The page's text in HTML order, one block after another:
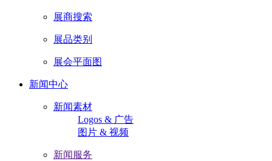
展商搜索
展品类别
展会平面图
新闻中心
新闻素材
Logos & 广告
图片 & 视频
新闻服务